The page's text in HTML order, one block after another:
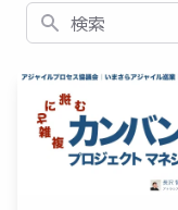
検索